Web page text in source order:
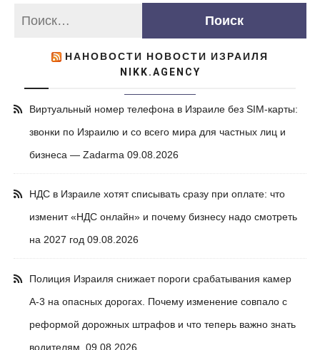
НАНОВОСТИ НОВОСТИ ИЗРАИЛЯ
NIKK.AGENCY
Виртуальный номер телефона в Израиле без SIM-карты:
звонки по Израилю и со всего мира для частных лиц и
бизнеса — Zadarma 09.08.2026
НДС в Израиле хотят списывать сразу при оплате: что
изменит «НДС онлайн» и почему бизнесу надо смотреть
на 2027 год 09.08.2026
Полиция Израиля снижает пороги срабатывания камер
А-3 на опасных дорогах. Почему изменение совпало с
реформой дорожных штрафов и что теперь важно знать
водителям. 09.08.2026